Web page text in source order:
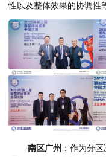
性以及整体效果的协调性
南区广州 ：作为分